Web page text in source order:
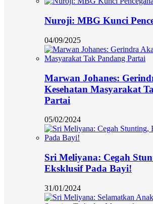
Nuroji: MBG Kunci
04/09/2025
Marwan Johanes:
Kesehatan Masyarakat
Partai
05/02/2024
Sri Meliyana: Cegah
Eksklusif Pada Bayi!
31/01/2024